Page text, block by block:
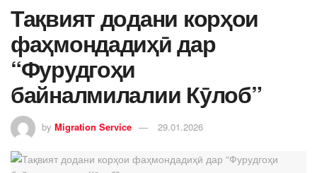
Тақвият додани корҳои
фаҳмондадиҳӣ дар
“Фурудгоҳи
байналмилалии Кӯлоб”
by Migration Service 29.01.2026